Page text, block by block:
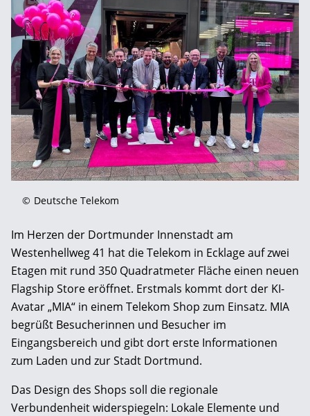
© Deutsche Telekom
Im Herzen der Dortmunder Innenstadt am
Westenhellweg 41 hat die Telekom in Ecklage auf zwei
Etagen mit rund 350 Quadratmeter Fläche einen neuen
Flagship Store eröffnet. Erstmals kommt dort der KI-
Avatar „MIA“ in einem Telekom Shop zum Einsatz. MIA
begrüßt Besucherinnen und Besucher im
Eingangsbereich und gibt dort erste Informationen
zum Laden und zur Stadt Dortmund.
Das Design des Shops soll die regionale
Verbundenheit widerspiegeln: Lokale Elemente und